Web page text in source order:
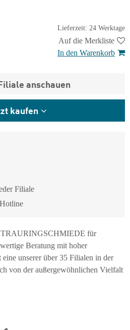
Lieferzeit: 24 Werktage
Auf die Merkliste
In den Warenkorb
anschauen
kaufen
Filiale
TRAURINGSCHMIEDE für
Beratung mit hoher
unserer über 35 Filialen in der
von der außergewöhnlichen Vielfalt